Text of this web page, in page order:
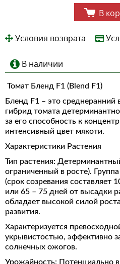
В
Условия возврата
В наличии
Томат Бленд F1 (Blend F1)
Бленд F1 – это
гибрид томата
за его способность к
интенсивный цвет мякоти.
Характеристики Растения
Тип растения:
ограниченный в росте).
(срок созревания составляет
или 65 – 75 дней от высадки
обладает высокой силой
развития.
Характеризуется
укрывистостью,
солнечных ожогов.
Урожайность: Потенциально